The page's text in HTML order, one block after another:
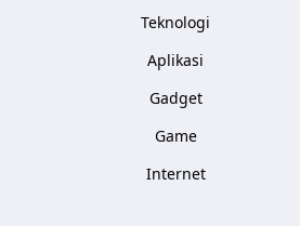
Teknologi
Aplikasi
Gadget
Game
Internet